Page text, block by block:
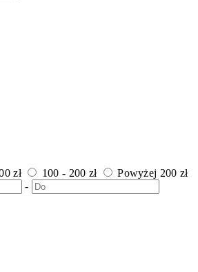
zł 100 - 200 zł
Powyżej 200 zł
-